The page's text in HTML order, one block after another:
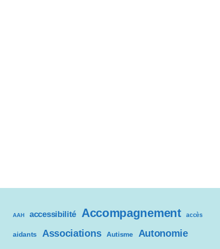
AAH accessibilité Accompagnement accès
aidants Associations Autisme Autonomie